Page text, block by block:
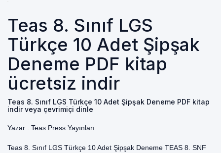
Teas 8. Sınıf LGS
Türkçe 10 Adet Şipşak
Deneme PDF kitap
ücretsiz indir
Teas 8. Sınıf LGS Türkçe 10 Adet Şipşak Deneme PDF kitap
indir veya çevrimiçi dinle
Yazar : Teas Press Yayınları
Teas 8. Sınıf LGS Türkçe 10 Adet Şipşak Deneme TEAS 8. SNF